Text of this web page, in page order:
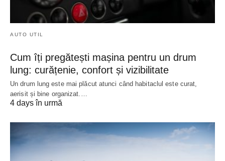
AUTO UTIL
Cum îți pregătești mașina pentru un drum
lung: curățenie, confort și vizibilitate
Un drum lung este mai plăcut atunci când habitaclul este curat,
aerisit și bine organizat.…
4 days în urmă